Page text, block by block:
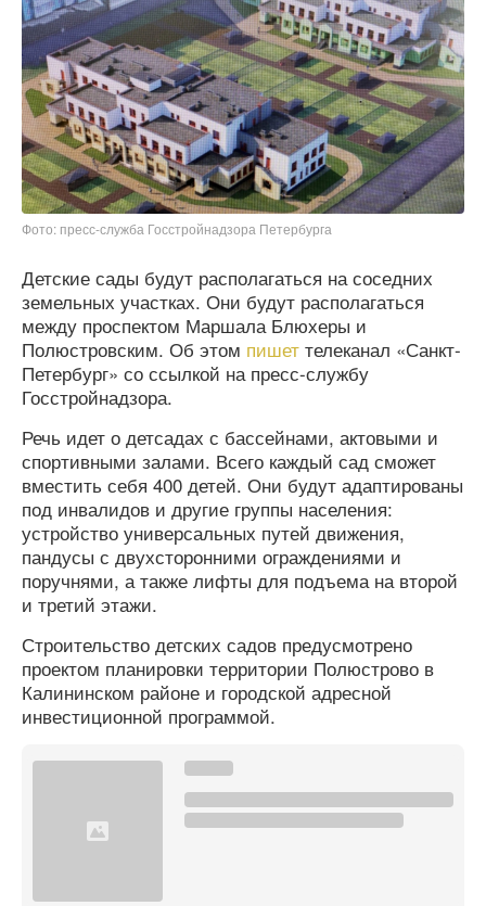
Фото: пресс-служба Госстройнадзора Петербурга
Детские сады будут располагаться на соседних
земельных участках. Они будут располагаться
между проспектом Маршала Блюхеры и
Полюстровским. Об этом пишет телеканал «Санкт-
Петербург» со ссылкой на пресс-службу
Госстройнадзора.
Речь идет о детсадах с бассейнами, актовыми и
спортивными залами. Всего каждый сад сможет
вместить себя 400 детей. Они будут адаптированы
под инвалидов и другие группы населения:
устройство универсальных путей движения,
пандусы с двухсторонними ограждениями и
поручнями, а также лифты для подъема на второй
и третий этажи.
Строительство детских садов предусмотрено
проектом планировки территории Полюстрово в
Калининском районе и городской адресной
инвестиционной программой.